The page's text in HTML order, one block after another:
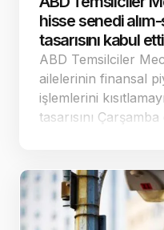
hisse senedi alım-
tasarısını kabul etti
ABD Temsilciler
ailelerinin finansal
işlemlerini
tasarısını
düzenlemeler…